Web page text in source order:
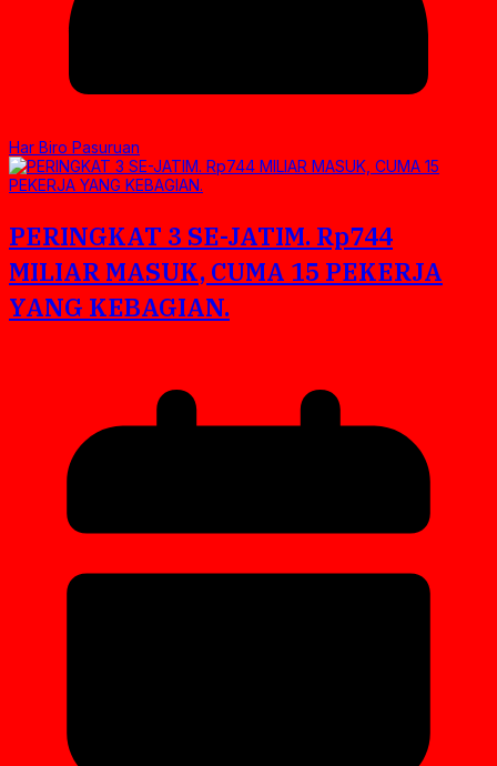
Har Biro Pasuruan
PERINGKAT 3 SE-JATIM. Rp744
MILIAR MASUK, CUMA 15 PEKERJA
YANG KEBAGIAN.